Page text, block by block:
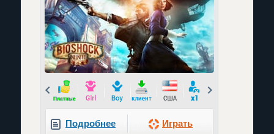
Prev
Подробнее Играть